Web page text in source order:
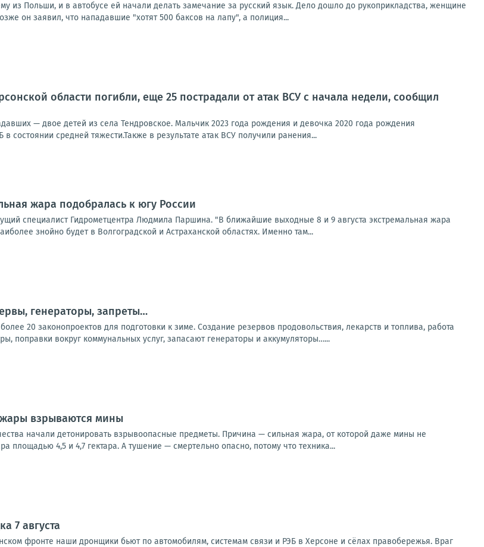
из Польши, и в автобусе ей начали делать замечание за русский язык. Дело дошло до рукоприкладства, женщине
он заявил, что нападавшие "хотят 500 баксов на лапу", а полиция...
области погибли, еще 25 пострадали от атак ВСУ с начала недели, сообщил
— двое детей из села Тендровское. Мальчик 2023 года рождения и девочка 2020 года рождения
состоянии средней тяжести.Также в результате атак ВСУ получили ранения...
жара подобралась к югу России
специалист Гидрометцентра Людмила Паршина. "В ближайшие выходные 8 и 9 августа экстремальная жара
знойно будет в Волгоградской и Астраханской областях. Именно там...
генераторы, запреты…
20 законопроектов для подготовки к зиме. Создание резервов продовольствия, лекарств и топлива, работа
поправки вокруг коммунальных услуг, запасают генераторы и аккумуляторы…...
взрываются мины
начали детонировать взрывоопасные предметы. Причина — сильная жара, от которой даже мины не
площадью 4,5 и 4,7 гектара. А тушение — смертельно опасно, потому что техника...
7 августа
фронте наши дронщики бьют по автомобилям, системам связи и РЭБ в Херсоне и сёлах правобережья. Враг